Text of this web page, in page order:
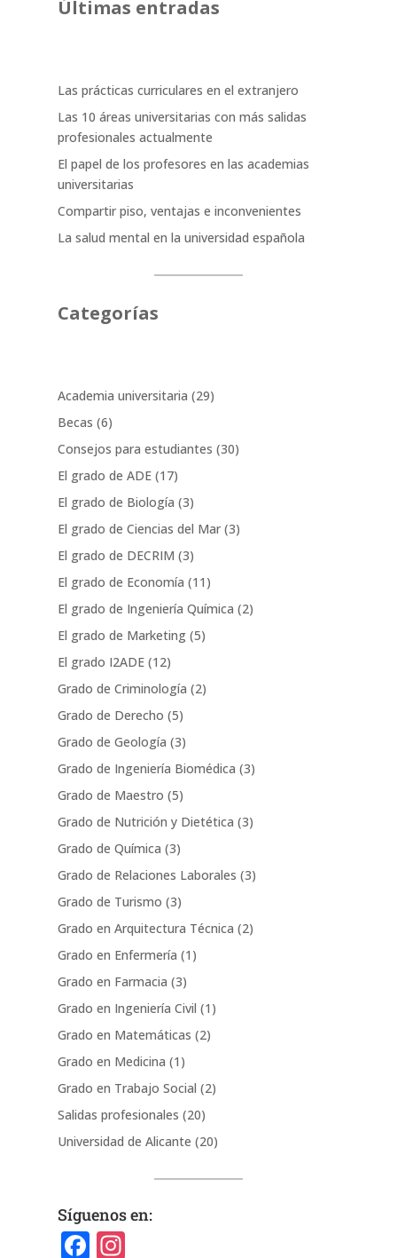
Últimas entradas
Las prácticas curriculares en el extranjero
Las 10 áreas universitarias con más salidas
profesionales actualmente
El papel de los profesores en las academias
universitarias
Compartir piso, ventajas e inconvenientes
La salud mental en la universidad española
Categorías
Academia universitaria (29)
Becas (6)
Consejos para estudiantes (30)
El grado de ADE(17)
El grado de Biología (3)
El grado de Ciencias del Mar(3)
El grado de DECRIM (3)
El grado de Economía (11)
El grado de Ingeniería Química (2)
El grado de Marketing(5)
El grado I2ADE(12)
Grado de Criminología (2)
Grado de Derecho (5)
Grado de Geología (3)
Grado de Ingeniería Biomédica (3)
Grado de Maestro (5)
Grado de Nutrición y Dietética (3)
Grado de Química (3)
Grado de Relaciones Laborales (3)
Grado de Turismo (3)
Grado en Arquitectura Técnica (2)
Grado en Enfermería (1)
Grado en Farmacia (3)
Grado en Ingeniería Civil (1)
Grado en Matemáticas (2)
Grado en Medicina (1)
Grado en Trabajo Social (2)
Salidas profesionales (20)
Universidad de Alicante (20)
Síguenos en:
F In